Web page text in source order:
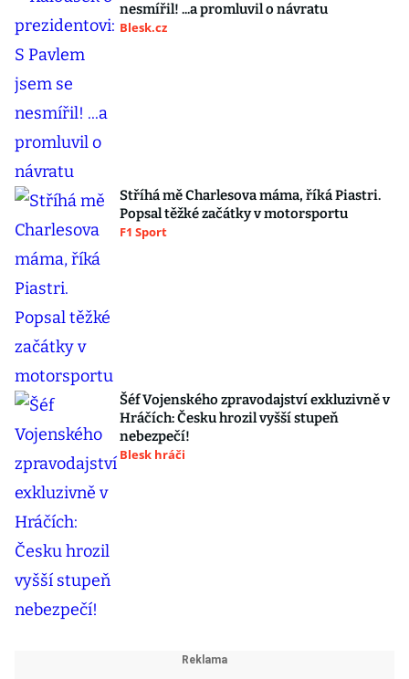
nesmířil! ...a promluvil o návratu
Blesk.cz
Stříhá mě Charlesova máma, říká Piastri.
Popsal těžké začátky v motorsportu
F1 Sport
Šéf Vojenského zpravodajství exkluzivně v
Hráčích: Česku hrozil vyšší stupeň
nebezpečí!
Blesk hráči